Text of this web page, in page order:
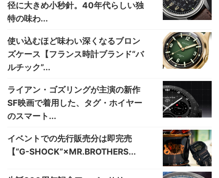
径に大きめ小秒針。40年代らしい独
特の味わ...
使い込むほど味わい深くなるブロン
ズケース【フランス時計ブランド“バ
ルチック”...
ライアン・ゴズリングが主演の新作
SF映画で着用した、タグ・ホイヤー
のスマート...
イベントでの先行販売分は即完売
【“G-SHOCK”×MR.BROTHERS...